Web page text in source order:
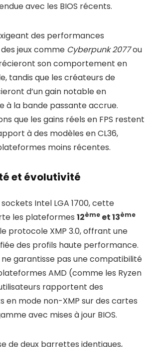
avec les BIOS récents.
des performances
jeux comme Cyberpunk 2077ou
son comportement en
tandis que les créateurs de
d’un gain notable en
à la bande passante accrue.
que les gains réels en FPS restent
à des modèles en CL36,
moins récentes.
et évolutivité
Intel LGA 1700, cette
les plateformes 12ème et 13ème
protocole XMP 3.0, offrant une
des profils haute performance.
ne garantisse pas une compatibilité
AMD (comme les Ryzen
rapportent des
en mode non-XMP sur des cartes
avec mises à jour BIOS.
de deux barrettes identiques,